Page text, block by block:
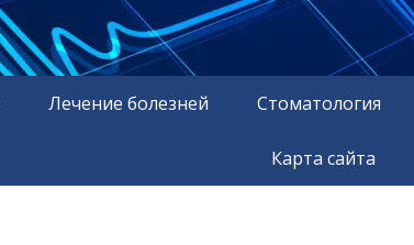
Лечение болезней Стоматология
Карта сайта